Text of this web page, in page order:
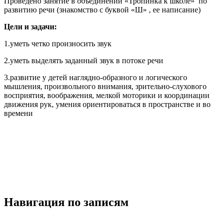
развитию речи (знакомство с буквой «Ш» , ее написание)
Цели и задачи:
1.уметь четко произносить звук
2.уметь выделять заданный звук в потоке речи
3.развитие у детей наглядно-образного и логического
мышления, произвольного внимания, зрительно-слухового
восприятия, воображения, мелкой моторики и координации
движения рук, умения ориентироваться в пространстве и во
времени
Навигация по записям